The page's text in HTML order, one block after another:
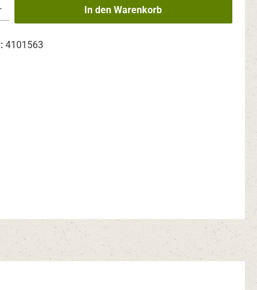
den gewünschten Wert ein oder benutze die Schaltflächen um die
In den Warenkorb
4101563